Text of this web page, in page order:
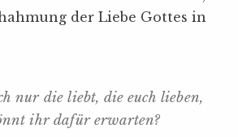
der Liebe Gottes in
nur die liebt, die euch lieben,
ihr dafür erwarten?